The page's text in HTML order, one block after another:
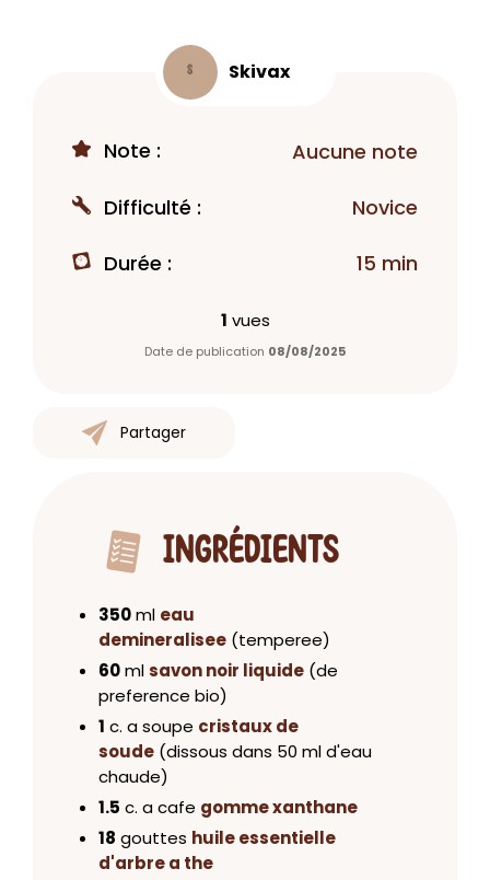
S Skivax
Note : Aucune note
Difficulté : Novice
Durée : 15 min
1 vues
Date de publication 08/08/2025
Partager
INGRÉDIENTS
350ml eau
demineralisee (temperee)
60mlsavon noir liquide (de
preference bio)
1 c. a soupe cristaux de
soude (dissous dans 50 ml d'eau
chaude)
1.5 c. a cafe gomme xanthane
18 gouttes huile essentielle
d'arbre a the